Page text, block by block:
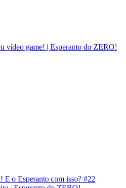
vídeo game! | Esperanto do ZERO!
E o Esperanto com isso? #22